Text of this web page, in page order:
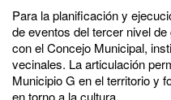
Para la planificación y
de eventos del tercer nivel
con el Concejo Municipal,
vecinales. La articulación
Municipio G en el territorio y
en torno a la cultura.